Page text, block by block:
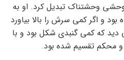
وحشتناک تبدیل کرد. او به
بود و اگر کمی سرش را بالا بیاورد
که کمی گنبدی شکل بود و با
تقسیم شده بود.